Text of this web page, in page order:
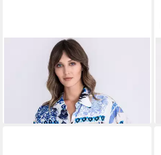
Klassische Bluse mit
Kordelzug
ab 71,99 € UVP119,99 €